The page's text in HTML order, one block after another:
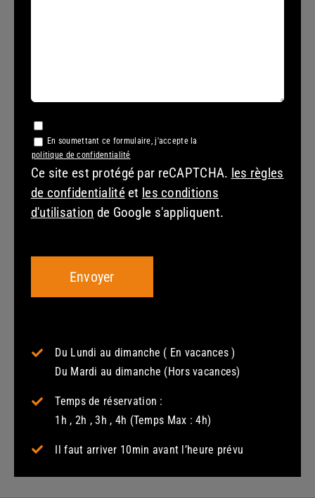
Du Lundi au dimanche ( En vacances )
Du Mardi au dimanche (Hors vacances)
Temps de réservation :
1h , 2h , 3h , 4h (Temps Max : 4h)
Il faut arriver 10min avant l’heure prévu
En soumettant ce formulaire, j'accepte la
politique de confidentialité
Ce site est protégé par reCAPTCHA. les règles
de confidentialitéet les conditions
d'utilisation de Google s'appliquent.